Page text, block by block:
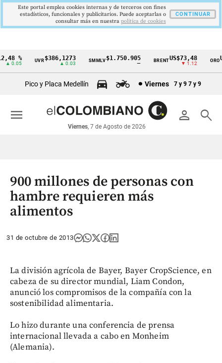
Cintillo
económicos
Colombia
%
0.05
UVR$386,1273
▲ 0.03
SMMLV$1.750.905 BRENTUS$73,48
▼ 1.12
ORO
Pico y Placa Medellín Viernes 7 y 9 7 y 9
person search
Viernes, 7 de Agosto de 2026
menu
900 millones de personas con
hambre requieren más
alimentos
31 de octubre de 2013
La división agrícola de Bayer, Bayer CropScience, en
cabeza de su director mundial, Liam Condon,
anunció los compromisos de la compañía con la
sostenibilidad alimentaria.
Lo hizo durante una conferencia de prensa
internacional llevada a cabo en Monheim
(Alemania).
Este portal emplea cookies internas y de terceros con fines
estadísticos, funcionales y publicitarios. Puede aceptarlas o
consultar más en nuestra politica de cookies
CONTINUAR